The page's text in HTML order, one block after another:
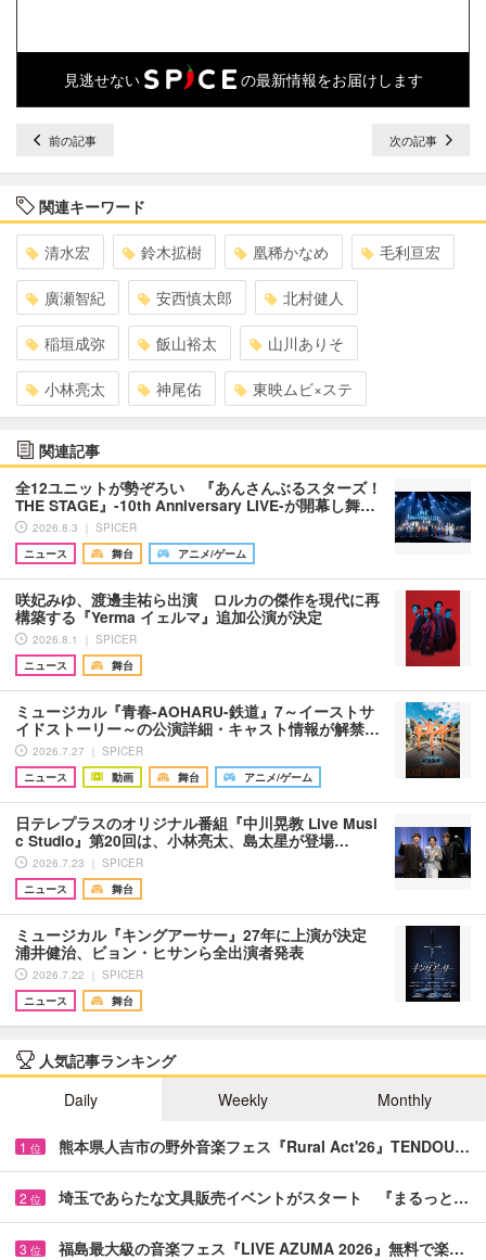
見逃せない の最新情報をお届けします
前の記事 次の記事
関連キーワード
清水宏 鈴木拡樹 凰稀かなめ 毛利亘宏
廣瀬智紀 安西慎太郎 北村健人
稲垣成弥 飯山裕太 山川ありそ
小林亮太 神尾佑 東映ムビ×ステ
関連記事
全12ユニットが勢ぞろい 『あんさんぶるスターズ！
THE STAGE』-10th Anniversary LIVE-が開幕し舞…
2026.8.3 ｜ SPICER
ニュース
舞台 アニメ/ゲーム
咲妃みゆ、渡邊圭祐ら出演 ロルカの傑作を現代に再
構築する『Yerma イェルマ』追加公演が決定
2026.8.1 ｜ SPICER
ニュース
舞台
ミュージカル『青春-AOHARU-鉄道』7～イーストサ
イドストーリー～の公演詳細・キャスト情報が解禁…
2026.7.27 ｜ SPICER
ニュース
動画 舞台 アニメ/ゲーム
日テレプラスのオリジナル番組『中川晃教 Live Musi
c Studio』第20回は、小林亮太、島太星が登場…
2026.7.23 ｜ SPICER
ニュース
舞台
ミュージカル『キングアーサー』27年に上演が決定
浦井健治、ビョン・ヒサンら全出演者発表
2026.7.22 ｜ SPICER
ニュース
舞台
人気記事ランキング
Daily
Weekly Monthly
1 位 熊本県人吉市の野外音楽フェス『Rural Act'26』TENDOU…
2 位 埼玉であらたな文具販売イベントがスタート 『まるっと…
3 位 福島最大級の音楽フェス『LIVE AZUMA 2026』無料で楽…